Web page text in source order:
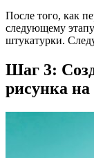
После того, как
следующему
штукатурки.
Шаг 3:
рисунка на